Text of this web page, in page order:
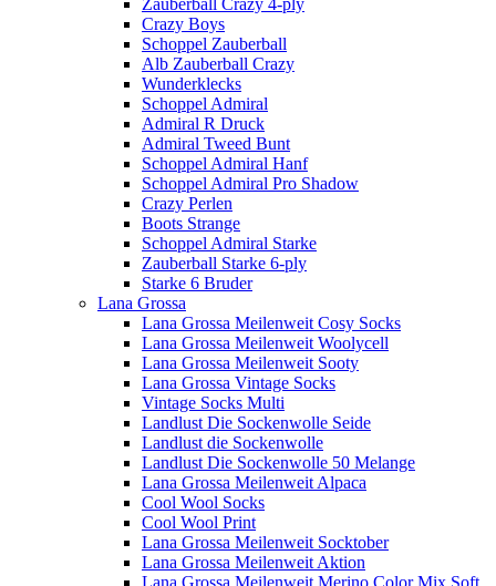
Crazy Boys
Schoppel Zauberball
Alb Zauberball Crazy
Wunderklecks
Schoppel Admiral
Admiral R Druck
Admiral Tweed Bunt
Schoppel Admiral Hanf
Schoppel Admiral Pro Shadow
Crazy Perlen
Boots Strange
Schoppel Admiral Starke
Zauberball Starke 6-ply
Starke 6 Bruder
Lana Grossa
Lana Grossa Meilenweit Cosy Socks
Lana Grossa Meilenweit Woolycell
Lana Grossa Meilenweit Sooty
Lana Grossa Vintage Socks
Vintage Socks Multi
Landlust Die Sockenwolle Seide
Landlust die Sockenwolle
Landlust Die Sockenwolle 50 Melange
Lana Grossa Meilenweit Alpaca
Cool Wool Socks
Cool Wool Print
Lana Grossa Meilenweit Socktober
Lana Grossa Meilenweit Aktion
Lana Grossa Meilenweit Merino Color Mix Soft